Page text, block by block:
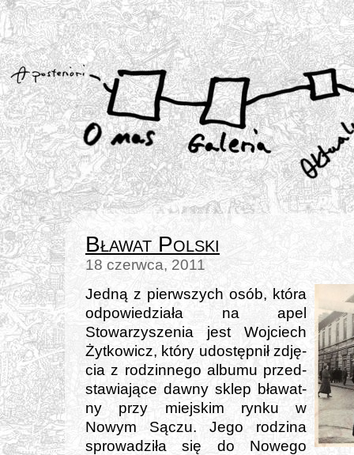
Bławat Polski
18 czerwca, 2011
Jedną z pierw­szych osób, któ­ra
odpo­wie­dzia­ła na apel
Stowarzyszenia jest Wojciech
Żytkowicz, któ­ry udo­stęp­nił zdję­
cia z rodzin­ne­go albu­mu przed­
sta­wia­ją­ce daw­ny sklep bła­wat­
ny przy miej­skim ryn­ku w
Nowym Sączu. Jego rodzi­na
spro­wa­dzi­ła się do Nowego